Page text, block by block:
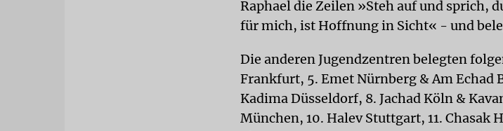
Raphael die Zeilen »Steh auf und sprich,
für mich, ist Hoffnung in Sicht« - und
Die anderen Jugendzentren belegten
Frankfurt, 5. Emet Nürnberg & Am Echad
Kadima Düsseldorf, 8. Jachad Köln &
München, 10. Halev Stuttgart, 11. Chasak